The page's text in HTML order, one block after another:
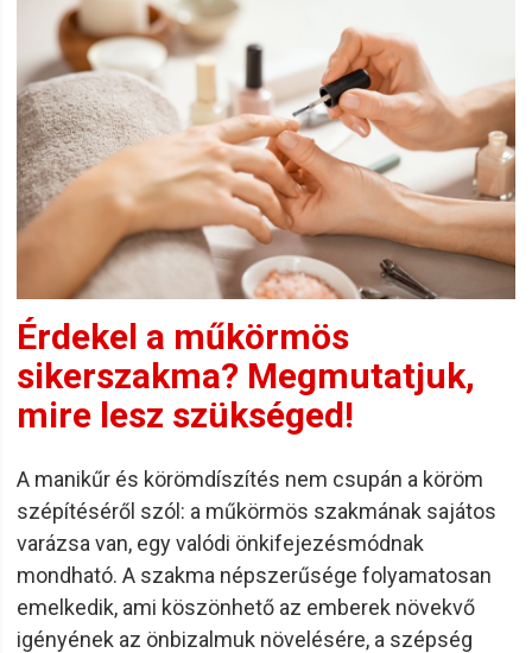
Érdekel a műkörmös
sikerszakma? Megmutatjuk,
mire lesz szükséged!
A manikűr és körömdíszítés nem csupán a köröm
szépítéséről szól: a műkörmös szakmának sajátos
varázsa van, egy valódi önkifejezésmódnak
mondható. A szakma népszerűsége folyamatosan
emelkedik, ami köszönhető az emberek növekvő
igényének az önbizalmuk növelésére, a szépség